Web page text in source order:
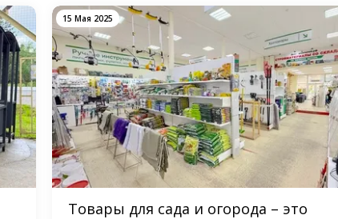
15 Мая 2025
Товары для сада и огорода – это